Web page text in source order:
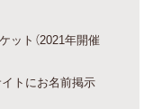
ット（2021年開催
トにお名前掲示